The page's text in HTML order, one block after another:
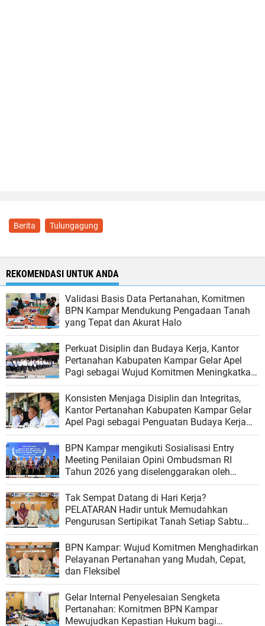
Berita Tulungagung
REKOMENDASI UNTUK ANDA
Validasi Basis Data Pertanahan, Komitmen
BPN Kampar Mendukung Pengadaan Tanah
yang Tepat dan Akurat Halo
Perkuat Disiplin dan Budaya Kerja, Kantor
Pertanahan Kabupaten Kampar Gelar Apel
Pagi sebagai Wujud Komitmen Meningkatkan
Kualitas Pelayanan
Konsisten Menjaga Disiplin dan Integritas,
Kantor Pertanahan Kabupaten Kampar Gelar
Apel Pagi sebagai Penguatan Budaya Kerja
Organisasi
BPN Kampar mengikuti Sosialisasi Entry
Meeting Penilaian Opini Ombudsman RI
Tahun 2026 yang diselenggarakan oleh
Ombudsman RI
Tak Sempat Datang di Hari Kerja?
PELATARAN Hadir untuk Memudahkan
Pengurusan Sertipikat Tanah Setiap Sabtu
dan Minggu
BPN Kampar: Wujud Komitmen Menghadirkan
Pelayanan Pertanahan yang Mudah, Cepat,
dan Fleksibel
Gelar Internal Penyelesaian Sengketa
Pertanahan: Komitmen BPN Kampar
Mewujudkan Kepastian Hukum bagi